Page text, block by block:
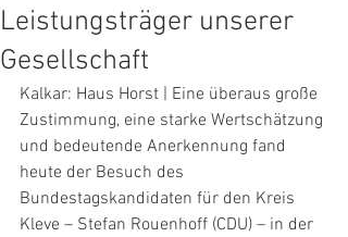
Leistungsträger unserer
Gesellschaft
Kalkar: Haus Horst | Eine überaus große
Zustimmung, eine starke Wertschätzung
und bedeutende Anerkennung fand
heute der Besuch des
Bundestagskandidaten für den Kreis
Kleve – Stefan Rouenhoff (CDU) – in der